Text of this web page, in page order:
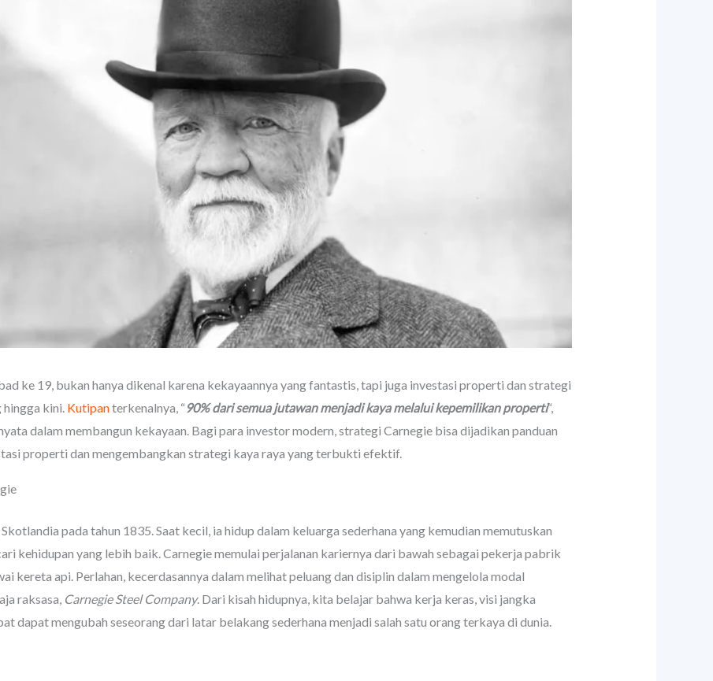
ke 19, bukan hanya dikenal karena kekayaannya yang fantastis, tapi juga investasi properti dan strategi
kini. Kutipanterkenalnya, “90% dari semua jutawan menjadi kaya melalui kepemilikan properti“,
dalam membangun kekayaan. Bagi para investor modern, strategi Carnegie bisa dijadikan panduan
properti dan mengembangkan strategi kaya raya yang terbukti efektif.
pada tahun 1835. Saat kecil, ia hidup dalam keluarga sederhana yang kemudian memutuskan
kehidupan yang lebih baik. Carnegie memulai perjalanan kariernya dari bawah sebagai pekerja pabrik
kereta api. Perlahan, kecerdasannya dalam melihat peluang dan disiplin dalam mengelola modal
raksasa, Carnegie Steel Company. Dari kisah hidupnya, kita belajar bahwa kerja keras, visi jangka
dapat mengubah seseorang dari latar belakang sederhana menjadi salah satu orang terkaya di dunia.